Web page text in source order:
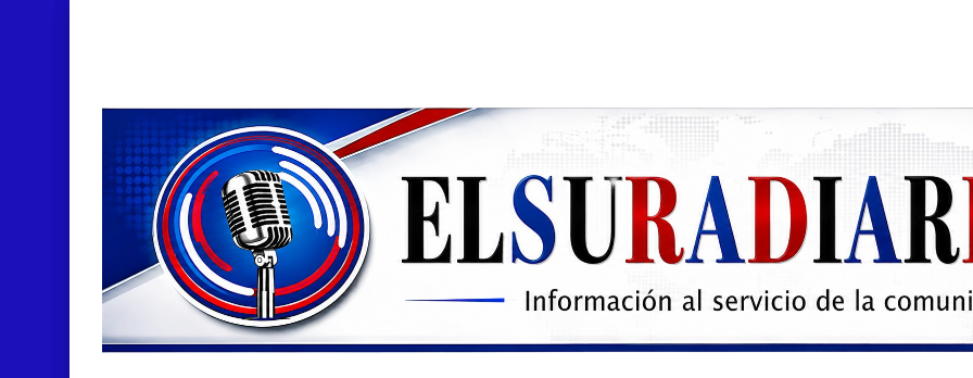
Doctora Magandys Cuevas maltrata pacientes en el Hospital de Cabral.
Detienen policía con presunta cocaína en Barahona
Un muerto oriundo de Cabral y dos heridos en accidente de tránsito en la autopista Duarte
Cabraleños despiden entre llantos y reclamo de justicia restos mortales de Yasmel
Distrito Educativo 01-04 de Cabral Cancela a mas de 120 empleados; incluyendo una mujer Embarazada